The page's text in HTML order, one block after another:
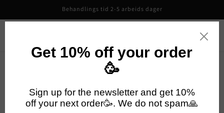
innholdet
Behandlings tid 2-5 arbeids dager
Handlekurv
Handlekurven din er tom